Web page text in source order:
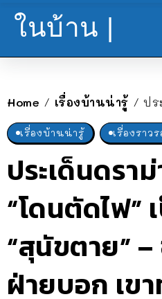
ในบ้าน |
Home / เรื่องบ้านน่ารู้ / ประเด็นด
เรื่องบ้านน่ารู้ เรื่องราว
ประเด็นดรา
“โดนตัดไฟ”
“สุนัขตาย”
ฝ่ายบอก เข